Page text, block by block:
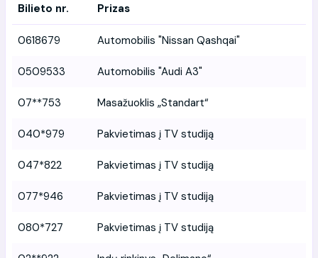
Bilieto nr. Prizas
0618679 Automobilis "Nissan Qashqai"
0509533 Automobilis "Audi A3"
07**753 Masažuoklis „Standart“
040*979 Pakvietimas į TV studiją
047*822 Pakvietimas į TV studiją
077*946 Pakvietimas į TV studiją
080*727 Pakvietimas į TV studiją